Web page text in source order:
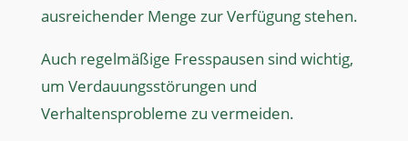
ausreichender Menge zur Verfügung stehen.
Auch regelmäßige Fresspausen sind wichtig,
um Verdauungsstörungen und
Verhaltensprobleme zu vermeiden.